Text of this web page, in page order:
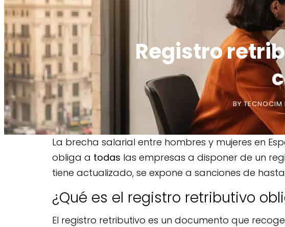
Registro
BY
La brecha salarial entre hombres y mujeres en
obliga a todas las empresas a disponer de un
tiene actualizado, se expone a sanciones de hasta
¿Qué es el registro retributivo
El registro retributivo es un documento que